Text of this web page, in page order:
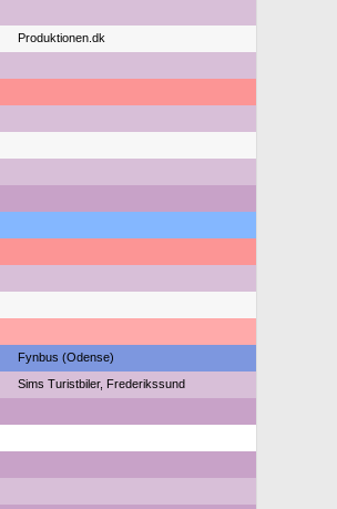
Produktionen.dk
Fynbus (Odense)
Sims Turistbiler, Frederikssund